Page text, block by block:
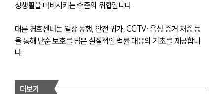
상생활을 마비시키는 수준의 위협입니다.
대륜 경호센터는 일상 동행, 안전 귀가, CCTV·음성 증거 채증 등
을 통해 단순 보호를 넘은 실질적인 법률 대응의 기초를 제공합니
다.
더보기